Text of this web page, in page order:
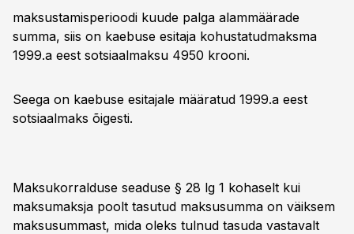
maksustamisperioodi kuude palga alammäärade
summa, siis on kaebuse esitaja kohustatudmaksma
1999.a eest sotsiaalmaksu 4950 krooni.
Seega on kaebuse esitajale määratud 1999.a eest
sotsiaalmaks õigesti.
Maksukorralduse seaduse § 28 lg 1 kohaselt kui
maksumaksja poolt tasutud maksusumma on väiksem
maksusummast, mida oleks tulnud tasuda vastavalt